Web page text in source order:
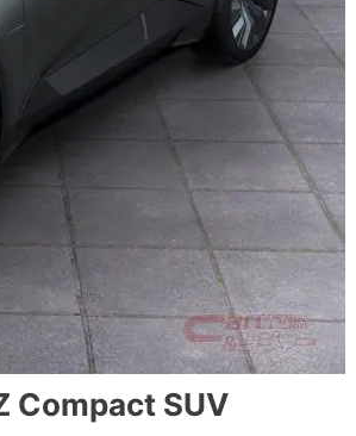
Compact SUV